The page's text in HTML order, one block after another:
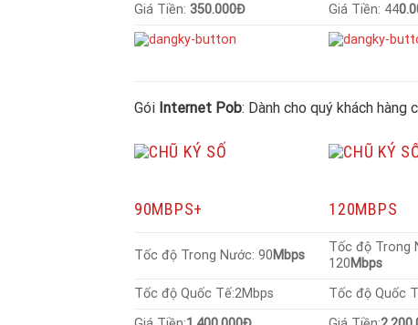
Giá Tiền: 350.000Đ Giá Tiền: 44
Gói Internet Pob: Dành cho quý khách hàng
90MBPS+ 120MBPS
Tốc độ Trong Nước: 90Mbps
Tốc độ Trong
120Mbps
Tốc độ Quốc Tế:2Mbps Tốc độ Quốc